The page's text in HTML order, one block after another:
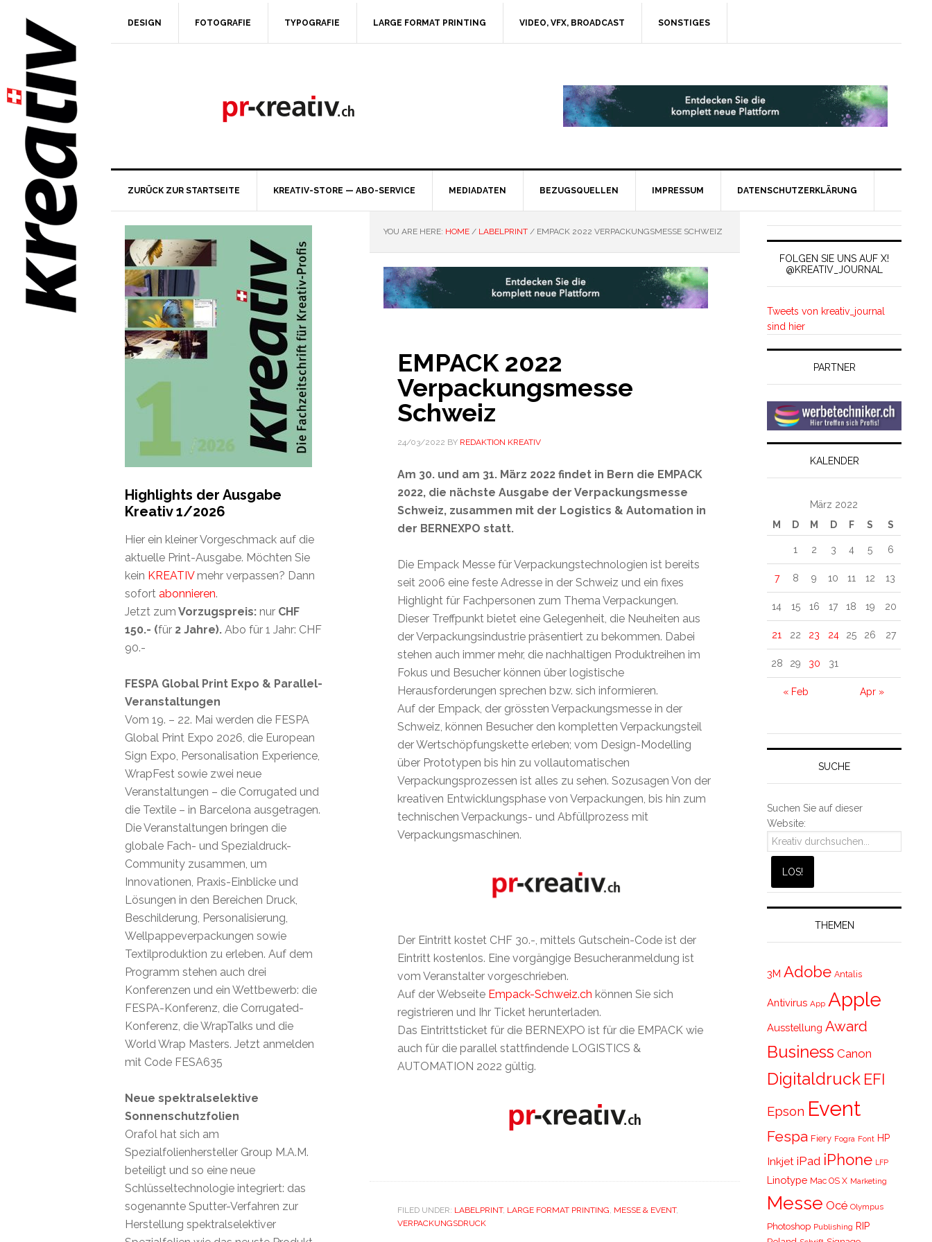
DESIGN FOTOGRAFIE TYPOGRAFIE LARGE FORMAT PRINTING VIDEO, VFX, BROADCAST SONSTIGES
ZURÜCK ZUR STARTSEITE KREATIV-STORE — ABO-SERVICE MEDIADATEN BEZUGSQUELLEN IMPRESSUM DATENSCHUTZERKLÄRUNG
YOU ARE HERE: HOME / LABELPRINT /EMPACK 2022 VERPACKUNGSMESSE SCHWEIZ
EMPACK 2022
Verpackungsmesse
Schweiz
24/03/2022 BY REDAKTION KREATIV
Am 30. und am 31. März 2022 findet in Bern die EMPACK
2022, die nächste Ausgabe der Verpackungsmesse
Schweiz, zusammen mit der Logistics & Automation in
der BERNEXPO statt.
Die Empack Messe für Verpackungstechnologien ist bereits
seit 2006 eine feste Adresse in der Schweiz und ein fixes
Highlight für Fachpersonen zum Thema Verpackungen.
Dieser Treffpunkt bietet eine Gelegenheit, die Neuheiten aus
der Verpackungsindustrie präsentiert zu bekommen. Dabei
stehen auch immer mehr, die nachhaltigen Produktreihen im
Fokus und Besucher können über logistische
Herausforderungen sprechen bzw. sich informieren.
Auf der Empack, der grössten Verpackungsmesse in der
Schweiz, können Besucher den kompletten Verpackungsteil
der Wertschöpfungskette erleben; vom Design-Modelling
über Prototypen bis hin zu vollautomatischen
Verpackungsprozessen ist alles zu sehen. Sozusagen Von der
kreativen Entwicklungsphase von Verpackungen, bis hin zum
technischen Verpackungs- und Abfüllprozess mit
Verpackungsmaschinen.
Der Eintritt kostet CHF 30.-, mittels Gutschein-Code ist der
Eintritt kostenlos. Eine vorgängige Besucheranmeldung ist
vom Veranstalter vorgeschrieben.
Auf der Webseite Empack-Schweiz.ch können Sie sich
registrieren und Ihr Ticket herunterladen.
Das Eintrittsticket für die BERNEXPO ist für die EMPACK wie
auch für die parallel stattfindende LOGISTICS &
AUTOMATION 2022 gültig.
FILED UNDER: LABELPRINT, LARGE FORMAT PRINTING, MESSE & EVENT,
VERPACKUNGSDRUCK
FOLGEN SIE UNS AUF X!
@KREATIV_JOURNAL
Tweets von kreativ_journal
sind hier
PARTNER
KALENDER
März 2022
M
D M D F S S
« Feb Apr »
1 2 3 4 5 6
7 8 9 10 11 12 13
14 15 16 17 18 19 20
21 22 23 24 25 26 27
28 29 30 31
SUCHE
Suchen Sie auf dieser
Website:
THEMEN
3M Adobe Antalis
Antivirus App Apple
Ausstellung Award
Business Canon
Digitaldruck EFI
Epson Event
Fespa Fiery Fogra Font HP
Inkjet iPad iPhone LFP
Linotype Mac OS X Marketing
Messe Océ Olympus
Photoshop Publishing RIP
Highlights der Ausgabe
Kreativ 1/2026
Hier ein kleiner Vorgeschmack auf die
aktuelle Print-Ausgabe. Möchten Sie
kein KREATIVmehr verpassen? Dann
sofort abonnieren.
Jetzt zum Vorzugspreis: nur CHF
150.- (für 2 Jahre). Abo für 1 Jahr: CHF
90.-
FESPA Global Print Expo & Parallel-
Veranstaltungen
Vom 19. – 22. Mai werden die FESPA
Global Print Expo 2026, die European
Sign Expo, Personalisation Experience,
WrapFest sowie zwei neue
Veranstaltungen – die Corrugated und
die Textile – in Barcelona ausgetragen.
Die Veranstaltungen bringen die
globale Fach- und Spezialdruck-
Community zusammen, um
Innovationen, Praxis-Einblicke und
Lösungen in den Bereichen Druck,
Beschilderung, Personalisierung,
Wellpappeverpackungen sowie
Textilproduktion zu erleben. Auf dem
Programm stehen auch drei
Konferenzen und ein Wettbewerb: die
FESPA-Konferenz, die Corrugated-
Konferenz, die WrapTalks und die
World Wrap Masters. Jetzt anmelden
mit Code FESA635
Neue spektralselektive
Sonnenschutzfolien
Orafol hat sich am
Spezialfolienhersteller Group M.A.M.
beteiligt und so eine neue
Schlüsseltechnologie integriert: das
sogenannte Sputter-Verfahren zur
Herstellung spektralselektiver